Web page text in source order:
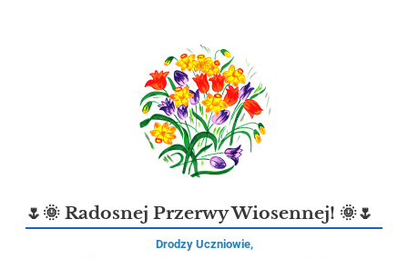
🌷🌞 Radosnej Przerwy Wiosennej! 🌞🌷
Drodzy Uczniowie,